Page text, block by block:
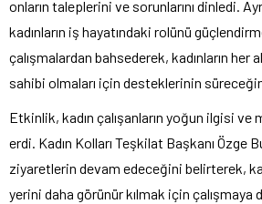
onların taleplerini ve sorunlarını dinledi.
kadınların iş hayatındaki rolünü
çalışmalardan bahsederek, kadınların her
sahibi olmaları için desteklerinin
Etkinlik, kadın çalışanların yoğun ilgisi
erdi. Kadın Kolları Teşkilat Başkanı Özge
ziyaretlerin devam edeceğini belirterek,
yerini daha görünür kılmak için çalışmaya